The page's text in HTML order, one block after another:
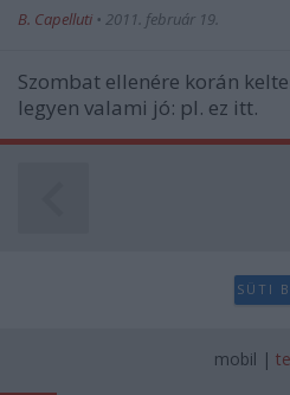
B. Capelluti • 2011. február 19.
Szombat ellenére korán
legyen valami jó: pl. ez itt.
SÜTI
mobil |